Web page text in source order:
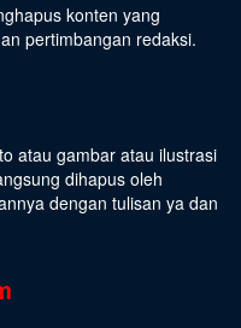
konten yang
pertimbangan redaksi.
atau gambar atau ilustrasi
dihapus oleh
dengan tulisan ya dan